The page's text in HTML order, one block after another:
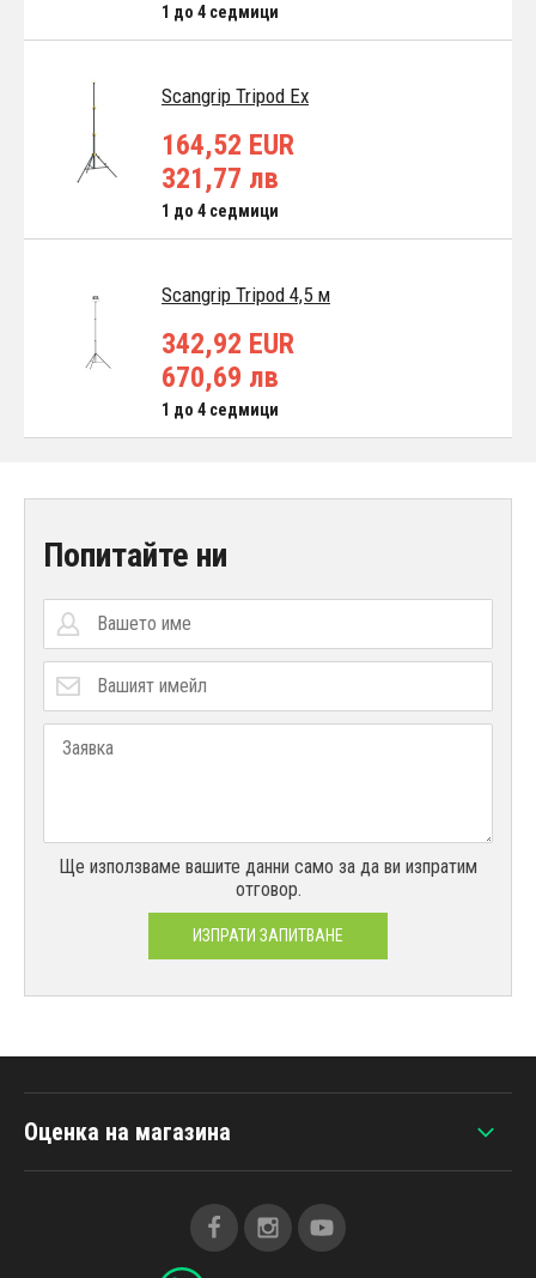
1 до 4 седмици
Scangrip Tripod Ex
164,52 EUR
321,77 лв
1 до 4 седмици
Scangrip Tripod 4,5 м
342,92 EUR
670,69 лв
1 до 4 седмици
Попитайте ни
Ще използваме вашите данни само за да ви изпратим
отговор.
ИЗПРАТИ ЗАПИТВАНЕ
Оценка на магазина